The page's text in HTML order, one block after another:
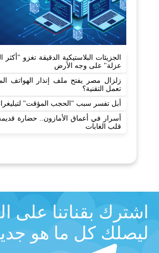
الجزيئات البلاستيكية الدقيقة تغزو "أكثر
عزلة" على وجه الأرض
زلزال مصر يفتح ملف إنذار الهواتف
تعمل التقنية؟
أبل تفسر سبب "الحجب المؤقت"
أسرار في أعماق الأمازون.. حضارة
قلب الغابات
اشترك بقناتنا على
ليصلك كل ما هو